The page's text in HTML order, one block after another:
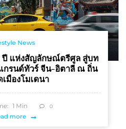
News
ปี แห่งสัญลักษณ์ตรีศูล สู่บท
กรนด์ทัวร์ จีน-อิตาลี ณ ถิ่น
เมืองโมเดนา
1 Min 0
more